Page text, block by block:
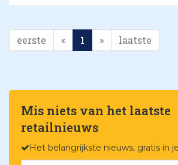
eerste « 1 » laatste
Mis niets van het laatste
retailnieuws
Het belangrijkste nieuws, gratis in